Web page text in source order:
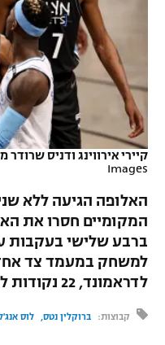
VOD
רץ ברשת
תוצאות
לוח שידורים
ברחבה
נבחרת ישראל
מכבי חיפה
בית"ר ירושלים
מכבי תל אביב
הפועל תל אביב
הפועל חיפה
הפועל באר שבע
מכבי נתניה
ליגה ספרדית
ליגה איטלקית
ליגה צרפתית
ליגה הולנדית
ליגה טורקית
ליגה סינית
ליגה ברזילאית
ליגות נוספות
כדורסל נשים
מכבי תל אביב
הפועל חולון
הפועל ירושלים
דני אבדיה
יורוליג
יורוקאפ
טניס
כדוריד
כדורעף
שחייה
ג'ודו
אגרוף
ספורט אולימפי
UFC
קיירי אירווינג ודניס
Images
האלופה הגיעה ללא
המקומיים חסרו את
ברבע שלישי בעקבות
למשחק במעמד צד
לדראמונד, 22 נקודות לדוראנט
קבוצות: ברוקלין נטס לוס